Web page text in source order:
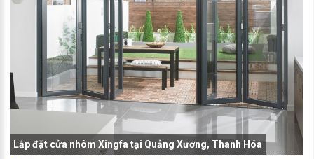
Lắp đặt cửa nhôm Xingfa tại Quảng Xương, Thanh Hóa